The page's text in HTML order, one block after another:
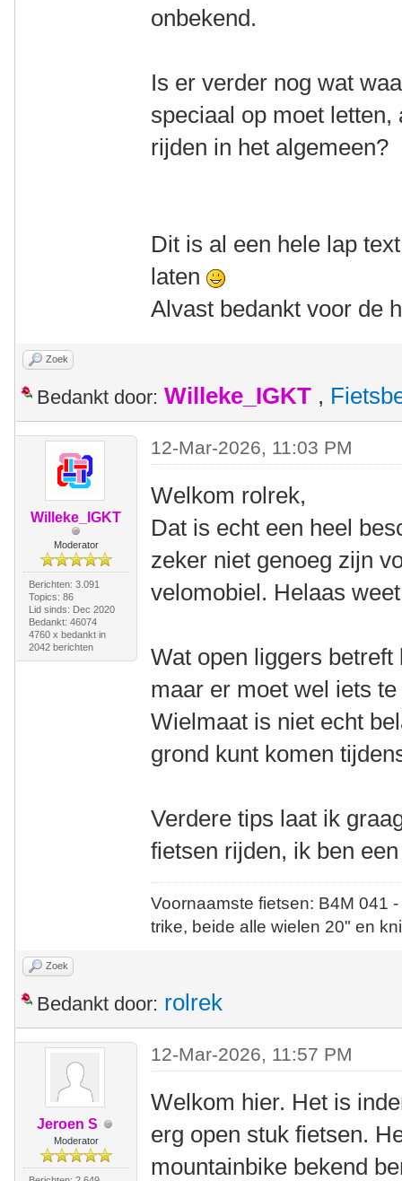
onbekend.
Is er verder nog wat
speciaal op moet
rijden in het algemeen?
Dit is al een hele lap
laten
Alvast bedankt voor de
Zoek
Bedankt door: Willeke_IGKT ,
Willeke_IGKT
Moderator
Berichten: 3.091
Topics: 86
Lid sinds: Dec 2020
Bedankt: 46074
4760 x bedankt in
2042 berichten
12-Mar-2026, 11:03 PM
Welkom rolrek,
Dat is echt een heel
zeker niet genoeg zijn
velomobiel. Helaas
Wat open liggers
maar er moet wel iets
Wielmaat is niet echt
grond kunt komen
Verdere tips laat ik
fietsen rijden, ik ben
Voornaamste fietsen: B4M
trike, beide alle wielen 20" en
Zoek
Bedankt door: rolrek
Jeroen S
Moderator
12-Mar-2026, 11:57 PM
Welkom hier. Het is
erg open stuk fietsen.
mountainbike bekend